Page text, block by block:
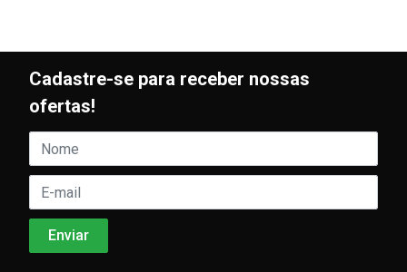
Cadastre-se para receber nossas
ofertas!